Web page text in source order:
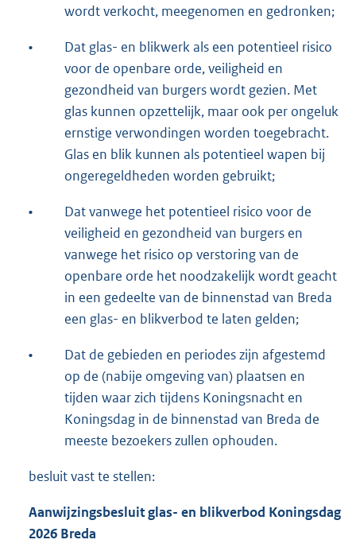
wordt verkocht, meegenomen en gedronken;
•
Dat glas- en blikwerk als een potentieel risico
voor de openbare orde, veiligheid en
gezondheid van burgers wordt gezien. Met
glas kunnen opzettelijk, maar ook per ongeluk
ernstige verwondingen worden toegebracht.
Glas en blik kunnen als potentieel wapen bij
ongeregeldheden worden gebruikt;
•
Dat vanwege het potentieel risico voor de
veiligheid en gezondheid van burgers en
vanwege het risico op verstoring van de
openbare orde het noodzakelijk wordt geacht
in een gedeelte van de binnenstad van Breda
een glas- en blikverbod te laten gelden;
•
Dat de gebieden en periodes zijn afgestemd
op de (nabije omgeving van) plaatsen en
tijden waar zich tijdens Koningsnacht en
Koningsdag in de binnenstad van Breda de
meeste bezoekers zullen ophouden.
besluit vast te stellen:
Aanwijzingsbesluit glas- en blikverbod Koningsdag
2026 Breda